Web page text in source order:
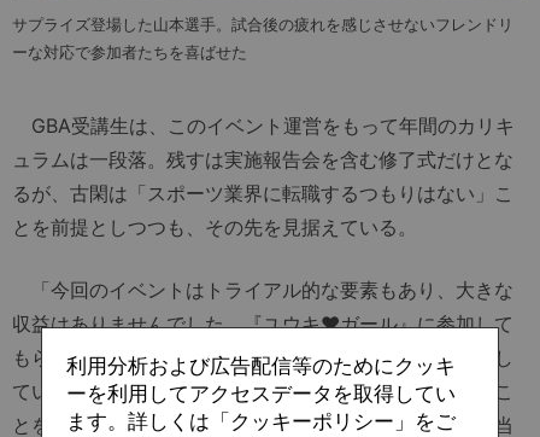
サプライズ登場した山本選手。試合後の疲れを感じさせないフレンドリ
ーな対応で参加者たちを喜ばせた
GBA受講生は、このイベント運営をもって年間のカリキ
ュラムは一段落。残すは実施報告会を含む修了式だけとな
るが、古閑は「スポーツ業界に転職するつもりはない」こ
とを前提としつつも、その先を見据えている。
「今回のイベントはトライアル的な要素もあり、大きな
収益はありませんでした。『ユウキ♥ガール』に参加して
もらった方のスタジアム来場回数を今後どのように増やし
ていくのか。選手個人を推す企画にポテンシャルがあるこ
とをふまえて、今後の企画にどのように活かすのか。本当
利用分析および広告配信等のためにクッキ
ーを利用してアクセスデータを取得してい
ます。詳しくは「クッキーポリシー」をご